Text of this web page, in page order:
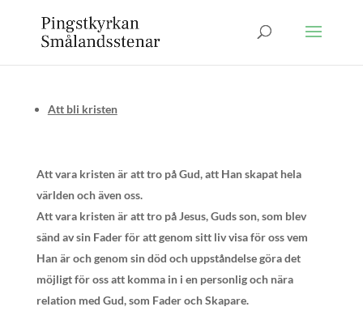
Att bli kristen
Att vara kristen är att tro på Gud, att Han skapat hela
världen och även oss.
Att vara kristen är att tro på Jesus, Guds son, som blev
sänd av sin Fader för att genom sitt liv visa för oss vem
Han är och genom sin död och uppståndelse göra det
möjligt för oss att komma in i en personlig och nära
relation med Gud, som Fader och Skapare.